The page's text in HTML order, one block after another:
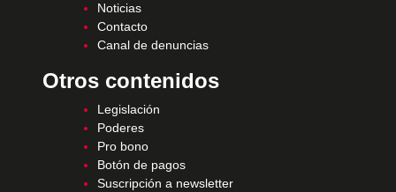
Noticias
Contacto
Canal de denuncias
Otros contenidos
Legislación
Poderes
Pro bono
Botón de pagos
Suscripción a newsletter